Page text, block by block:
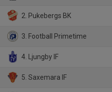
2. Pukebergs BK
3. Football Primetime
4. Ljungby IF
5. Saxemara IF